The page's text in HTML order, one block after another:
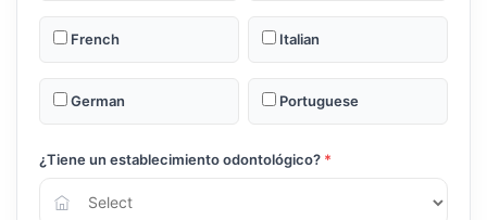
French Italian
German Portuguese
¿Tiene un establecimiento odontológico? *